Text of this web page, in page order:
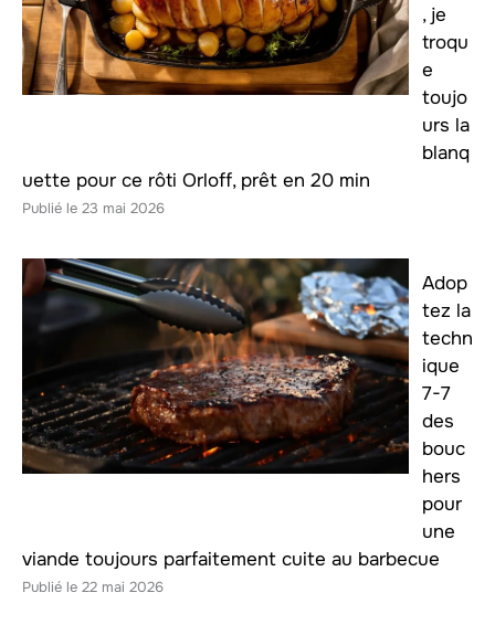
, je
troqu
e
toujo
urs la
blanq
uette pour ce rôti Orloff, prêt en 20 min
23 mai 2026
Adop
tez la
techn
ique
7-7
des
bouc
hers
pour
une
viande toujours parfaitement cuite au barbecue
22 mai 2026